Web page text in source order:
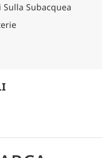
Subacquea